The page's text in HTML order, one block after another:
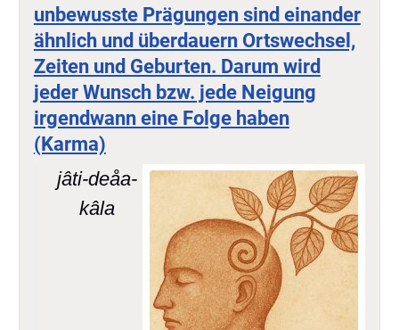
unbewusste Prägungen sind einander
ähnlich und überdauern Ortswechsel,
Zeiten und Geburten. Darum wird
jeder Wunsch bzw. jede Neigung
irgendwann eine Folge haben
(Karma)
jâti-deåa-
kâla